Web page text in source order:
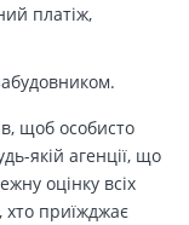
платіж,
щоб особисто
якій агенції, що
оцінку всіх
хто приїжджає